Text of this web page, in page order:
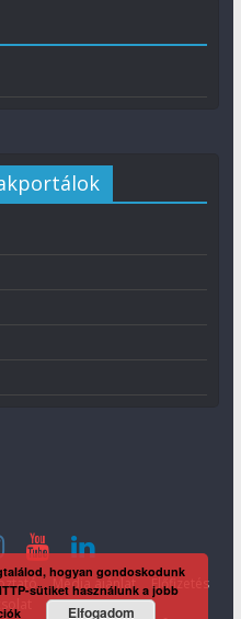
Média ajánlat
Előfizetés
hogyan gondoskodunk
sütiket használunk a jobb
Elfogadom